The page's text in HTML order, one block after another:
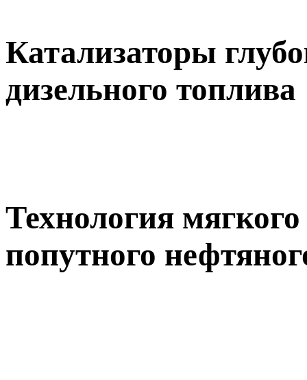
Катализаторы
дизельного топлива
Технология
попутного